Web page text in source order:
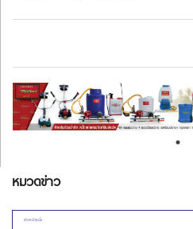
หมวดข่าว
ข่าวหน้าหนึ่ง